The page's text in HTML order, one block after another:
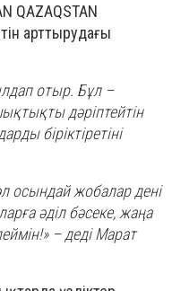
QAZAQSTAN
арттырудағы
отыр. Бұл –
дәріптейтін
біріктіретіні
осындай жобалар дені
әділ бәсеке, жаңа
– деді Марат